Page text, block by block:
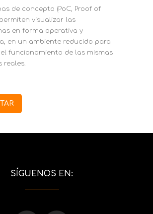
de concepto (PoC, Proof of
visualizar las
en forma operativa y
en un ambiente reducido para
funcionamiento de las mismas
reales.
SÍGUENOS EN: